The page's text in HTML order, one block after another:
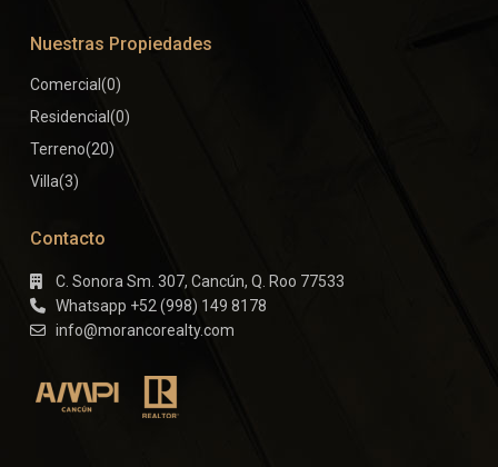
Nuestras Propiedades
Comercial (0)
Residencial (0)
Terreno(20)
Villa(3)
Contacto
C. Sonora Sm. 307, Cancún, Q. Roo 77533
Whatsapp +52 (998) 149 8178
info@morancorealty.com